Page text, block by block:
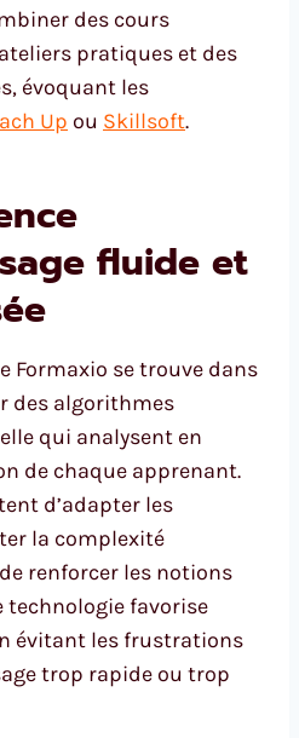
des cours
pratiques et des
évoquant les
Up ou Skillsoft.
fluide et
Formaxio se trouve dans
des algorithmes
qui analysent en
de chaque apprenant.
d’adapter les
la complexité
renforcer les notions
technologie favorise
évitant les frustrations
trop rapide ou trop